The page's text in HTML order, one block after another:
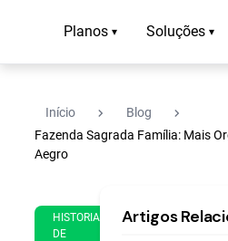
Planos ▾ Soluções ▾
Início navigate_next Blog navigate_next
Fazenda Sagrada Família: Mais
Aegro
HISTORIAS
DE
de
min
Artigos